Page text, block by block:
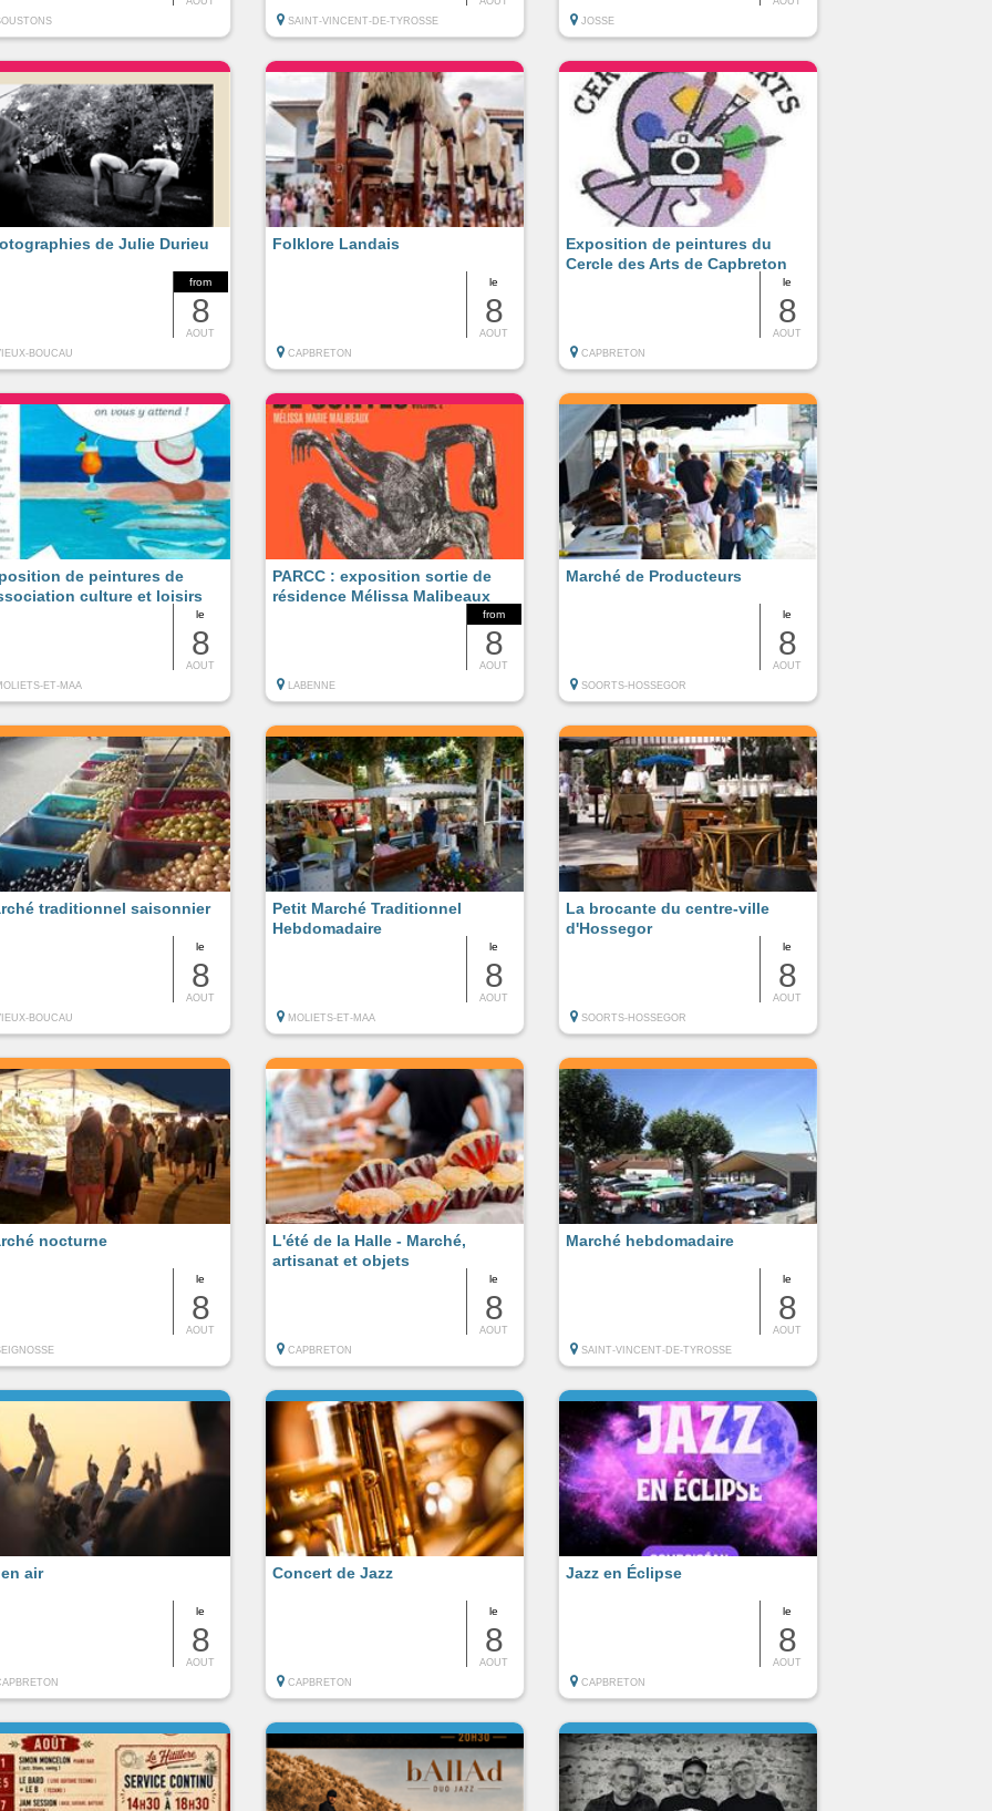
SAINT-VINCENT-DE-TYROSSE JOSSE
from
8
AOUT
de Julie Durieu
BOUCAU
le
8
AOUT
Folklore Landais
CAPBRETON
le
8
AOUT
Exposition de peintures du
Cercle des Arts de Capbreton
CAPBRETON
le
8
AOUT
de peintures de
culture et loisirs
ET-MAA
from
8
AOUT
PARCC : exposition sortie de
résidence Mélissa Malibeaux
LABENNE
le
8
AOUT
Marché de Producteurs
SOORTS-HOSSEGOR
le
8
AOUT
traditionnel saisonnier
BOUCAU
le
8
AOUT
Petit Marché Traditionnel
Hebdomadaire
MOLIETS-ET-MAA
le
8
AOUT
La brocante du centre-ville
d'Hossegor
SOORTS-HOSSEGOR
le
8
AOUT
nocturne
le
8
AOUT
L'été de la Halle - Marché,
artisanat et objets
CAPBRETON
le
8
AOUT
Marché hebdomadaire
SAINT-VINCENT-DE-TYROSSE
le
8
AOUT
air
le
8
AOUT
Concert de Jazz
CAPBRETON
le
8
AOUT
Jazz en Éclipse
CAPBRETON